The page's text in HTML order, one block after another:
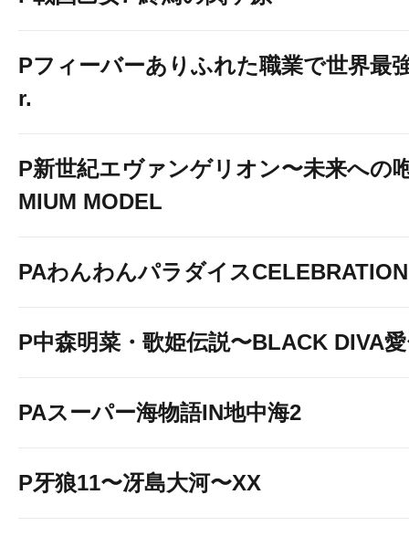
Pフィーバーありふれた職業で世界最
r.
P新世紀エヴァンゲリオン〜未来への
MIUM MODEL
PAわんわんパラダイスCELEBRATION
P中森明菜・歌姫伝説〜BLACK DIVA
PAスーパー海物語IN地中海2
P牙狼11〜冴島大河〜XX